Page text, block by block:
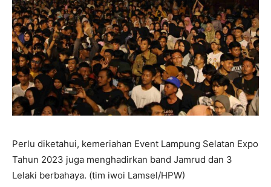
Perlu diketahui, kemeriahan Event Lampung Selatan Expo
Tahun 2023 juga menghadirkan band Jamrud dan 3
Lelaki berbahaya. (tim iwoi Lamsel/HPW)